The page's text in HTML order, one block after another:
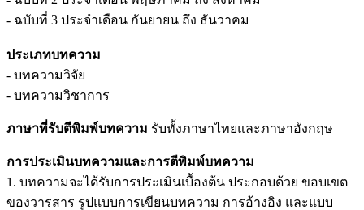
- ฉบับที่ 3 ประจำเดือน กันยายน ถึง ธันวาคม
ประเภทบทความ
- บทความวิจัย
- บทความวิชาการ
ภาษาที่รับตีพิมพ์บทความ รับทั้งภาษาไทยและภาษาอังกฤษ
การประเมินบทความและการตีพิมพ์บทความ
1. บทความจะได้รับการประเมินเบื้องต้น ประกอบด้วย ขอบเขต
ของวารสาร รูปแบบการเขียนบทความ การอ้างอิง และแบบ